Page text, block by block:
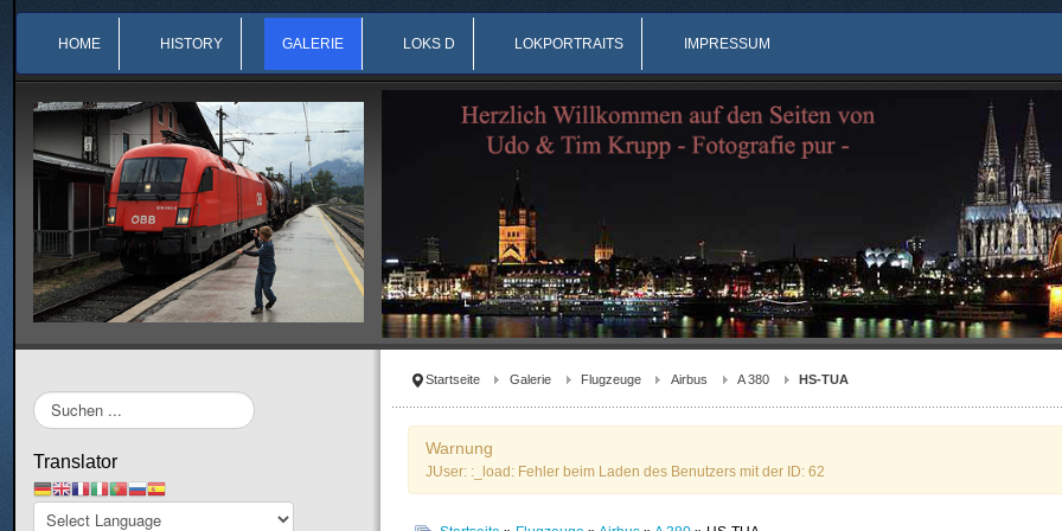
HOME HISTORY GALERIE LOKS D LOKPORTRAITS IMPRESSUM
Startseite Galerie Flugzeuge Airbus A 380 HS-TUA
Warnung
JUser: :_load: Fehler beim Laden des Benutzers mit der ID: 62
Suchen
...
Translator